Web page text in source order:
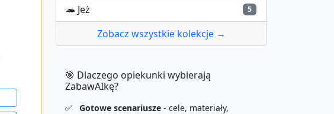
🦔 Jeż 5
Zobacz wszystkie kolekcje →
🎯 Dlaczego opiekunki wybierają
ZabawAIkę?
✅ Gotowe scenariusze - cele, materiały,